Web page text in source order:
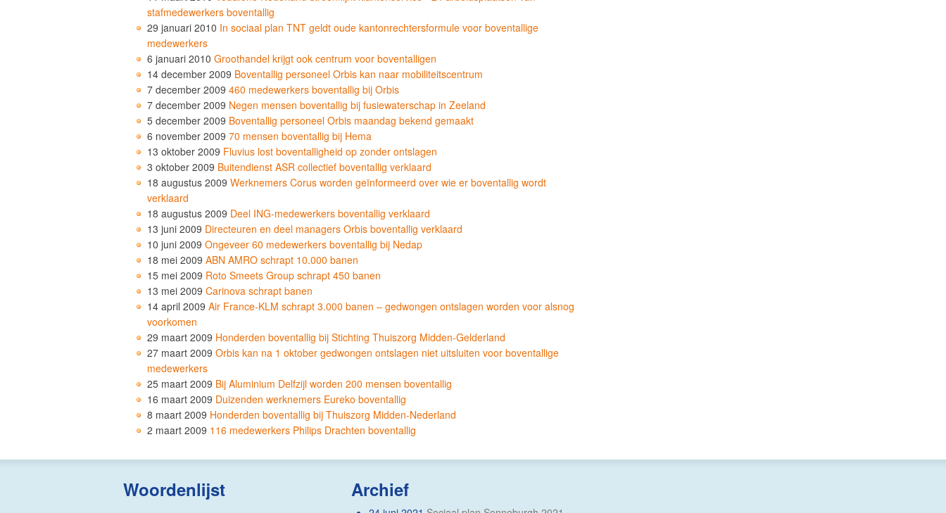
stafmedewerkers boventallig
29 januari 2010 In sociaal plan TNT geldt oude kantonrechtersformule voor boventallige
medewerkers
6 januari 2010 Groothandel krijgt ook centrum voor boventalligen
14 december 2009 Boventallig personeel Orbis kan naar mobiliteitscentrum
7 december 2009 460 medewerkers boventallig bij Orbis
7 december 2009 Negen mensen boventallig bij fusiewaterschap in Zeeland
5 december 2009 Boventallig personeel Orbis maandag bekend gemaakt
6 november 2009 70 mensen boventallig bij Hema
13 oktober 2009 Fluvius lost boventalligheid op zonder ontslagen
3 oktober 2009 Buitendienst ASR collectief boventallig verklaard
18 augustus 2009 Werknemers Corus worden geïnformeerd over wie er boventallig wordt
verklaard
18 augustus 2009 Deel ING-medewerkers boventallig verklaard
13 juni 2009 Directeuren en deel managers Orbis boventallig verklaard
10 juni 2009 Ongeveer 60 medewerkers boventallig bij Nedap
18 mei 2009 ABN AMRO schrapt 10.000 banen
15 mei 2009 Roto Smeets Group schrapt 450 banen
13 mei 2009 Carinova schrapt banen
14 april 2009 Air France-KLM schrapt 3.000 banen – gedwongen ontslagen worden voor alsnog
voorkomen
29 maart 2009 Honderden boventallig bij Stichting Thuiszorg Midden-Gelderland
27 maart 2009 Orbis kan na 1 oktober gedwongen ontslagen niet uitsluiten voor boventallige
medewerkers
25 maart 2009 Bij Aluminium Delfzijl worden 200 mensen boventallig
16 maart 2009 Duizenden werknemers Eureko boventallig
8 maart 2009 Honderden boventallig bij Thuiszorg Midden-Nederland
2 maart 2009 116 medewerkers Philips Drachten boventallig
Woordenlijst Archief